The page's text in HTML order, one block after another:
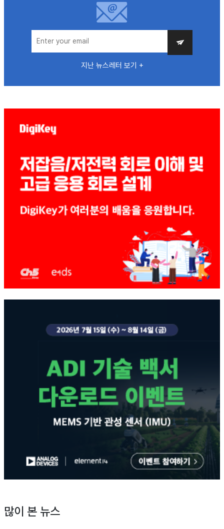
지난 뉴스레터 보기 +
많이 본 뉴스